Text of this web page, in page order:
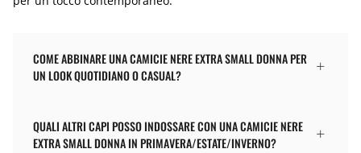
COME ABBINARE UNA CAMICIE NERE EXTRA SMALL DONNA PER
UN LOOK QUOTIDIANO O CASUAL?
QUALI ALTRI CAPI POSSO INDOSSARE CON UNA CAMICIE NERE
EXTRA SMALL DONNA IN PRIMAVERA/ESTATE/INVERNO?